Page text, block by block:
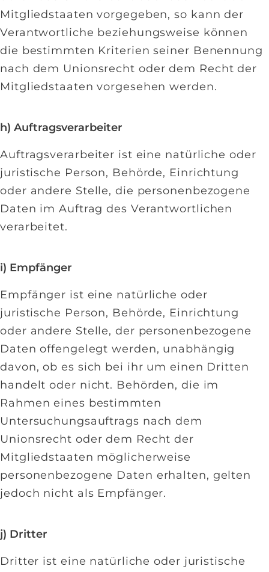
Mitgliedstaaten vorgegeben, so kann der
Verantwortliche beziehungsweise können
die bestimmten Kriterien seiner Benennung
nach dem Unionsrecht oder dem Recht der
Mitgliedstaaten vorgesehen werden.
h) Auftragsverarbeiter
Auftragsverarbeiter ist eine natürliche oder
juristische Person, Behörde, Einrichtung
oder andere Stelle, die personenbezogene
Daten im Auftrag des Verantwortlichen
verarbeitet.
i) Empfänger
Empfänger ist eine natürliche oder
juristische Person, Behörde, Einrichtung
oder andere Stelle, der personenbezogene
Daten offengelegt werden, unabhängig
davon, ob es sich bei ihr um einen Dritten
handelt oder nicht. Behörden, die im
Rahmen eines bestimmten
Untersuchungsauftrags nach dem
Unionsrecht oder dem Recht der
Mitgliedstaaten möglicherweise
personenbezogene Daten erhalten, gelten
jedoch nicht als Empfänger.
j) Dritter
Dritter ist eine natürliche oder juristische